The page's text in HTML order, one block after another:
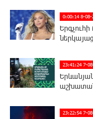
0:00:14 8-08-
23:41:24 7-
23:22:54 7-